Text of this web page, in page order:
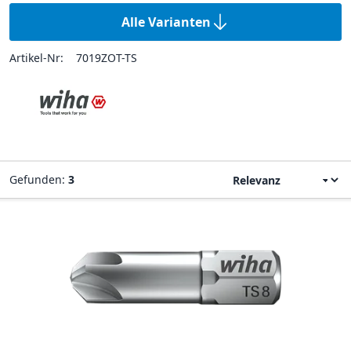
Alle Varianten
Artikel-Nr: 7019ZOT-TS
Gefunden: 3